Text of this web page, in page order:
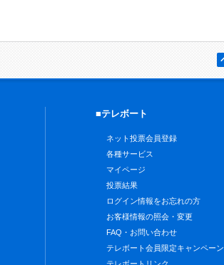
■テレボート
ネット投票会員登録
各種サービス
マイページ
投票結果
ログイン情報をお忘れの方
お客様情報の照会・変更
FAQ・お問い合わせ
テレボート会員限定キャンペーン